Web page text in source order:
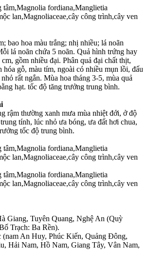
bao hoa màu trắng; nhị nhiều; lá noãn
lá noãn chứa 5 noãn. Quả hình trứng hay
gồm nhiều đại. Phân quả đại chất thịt,
hóa gỗ, màu tím, ngoài có nhiều mụn lồi, đấu
rất ngắn. Mùa hoa tháng 3-5, mùa quả
hạt. tốc độ tăng trưởng trung bình.
rậm thường xanh mưa mùa nhiệt đới, ở độ
tính, lúc nhỏ ưa bóng, ưa đất hơi chua,
tốc độ trung bình.
Giang, Tuyên Quang, Nghệ An (Quỳ
Trạch: Ba Rền).
(nam An Huy, Phúc Kiến, Quảng Đông,
Hải Nam, Hồ Nam, Giang Tây, Vân Nam,